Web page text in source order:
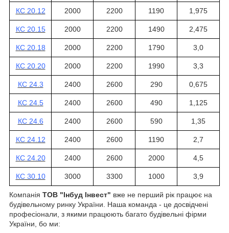
КС 20.12 2000 2200 1190 1,975
КС 20.15 2000 2200 1490 2,475
КС 20.18 2000 2200 1790 3,0
КС 20.20 2000 2200 1990 3,3
КС 24.3 2400 2600 290 0,675
КС 24.5 2400 2600 490 1,125
КС 24.6 2400 2600 590 1,35
КС 24.12 2400 2600 1190 2,7
КС 24.20 2400 2600 2000 4,5
КС 30.10 3000 3300 1000 3,9
Компанія ТОВ "Інбуд Інвест" вже не перший рік працює на
будівельному ринку України. Наша команда - це досвідчені
професіонали, з якими працюють багато будівельні фірми
України, бо ми: